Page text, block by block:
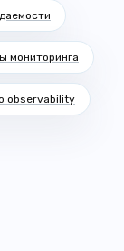
мониторинга
observability